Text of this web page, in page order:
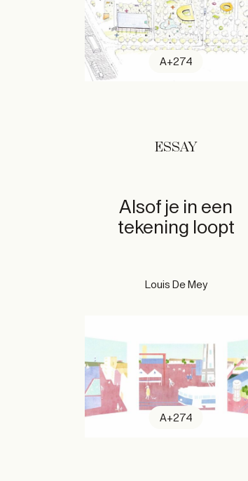
A+274
ESSAY
Alsof je in een
tekening loopt
Louis De Mey
A+274